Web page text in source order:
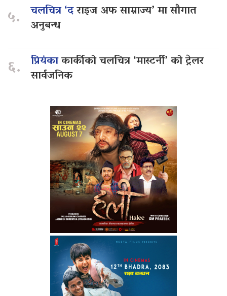
५. चलचित्र ‘दराइज अफ साम्राज्य’ मा सौगात
अनुबन्ध
६. प्रियंकाकार्कीको चलचित्र ‘मास्टर्नी’ को ट्रेलर
सार्वजनिक